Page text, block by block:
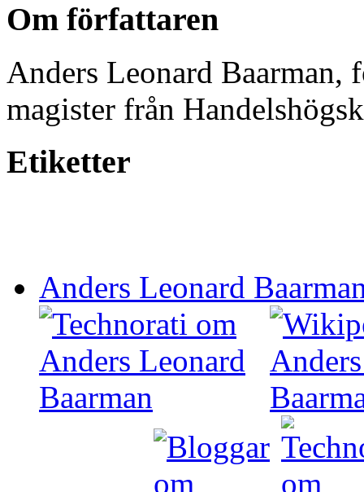
Om författaren
Anders Leonard
magister från
Etiketter
Anders Leonard